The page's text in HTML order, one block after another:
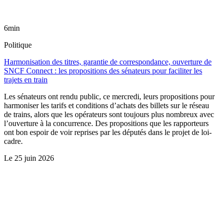
6min
Politique
Harmonisation des titres, garantie de correspondance, ouverture de
SNCF Connect : les propositions des sénateurs pour faciliter les
trajets en train
Les sénateurs ont rendu public, ce mercredi, leurs propositions pour
harmoniser les tarifs et conditions d’achats des billets sur le réseau
de trains, alors que les opérateurs sont toujours plus nombreux avec
l’ouverture à la concurrence. Des propositions que les rapporteurs
ont bon espoir de voir reprises par les députés dans le projet de loi-
cadre.
Le 25 juin 2026